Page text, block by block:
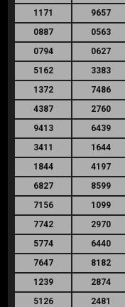
1171
9657
0887
0563
0794
0627
5162
3383
1372
7486
4387
2760
9413
6439
3411
1644
1844
4197
6827
8599
7156
1099
7742
2970
5774
6440
7647
8182
1239
2874
5126
2481